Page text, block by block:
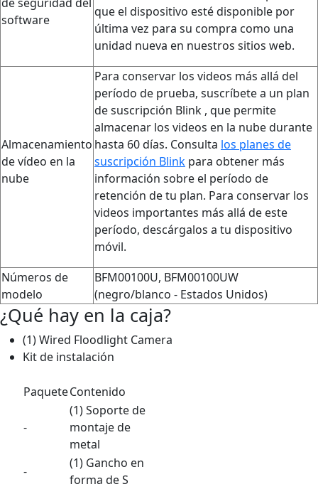
software
que el dispositivo esté disponible por
última vez para su compra como una
unidad nueva en nuestros sitios web.
Almacenamiento
de vídeo en la
nube
Para conservar los videos más allá del
período de prueba, suscríbete a un plan
de suscripción Blink , que permite
almacenar los videos en la nube durante
hasta 60 días. Consulta los planes de
suscripción Blink para obtener más
información sobre el período de
retención de tu plan. Para conservar los
videos importantes más allá de este
período, descárgalos a tu dispositivo
móvil.
Números de
modelo
BFM00100U, BFM00100UW
(negro/blanco - Estados Unidos)
¿Qué hay en la caja?
(1) Wired Floodlight Camera
Kit de instalación
PaqueteContenido
-
(1) Soporte de
montaje de
metal
-
(1) Gancho en
forma de S